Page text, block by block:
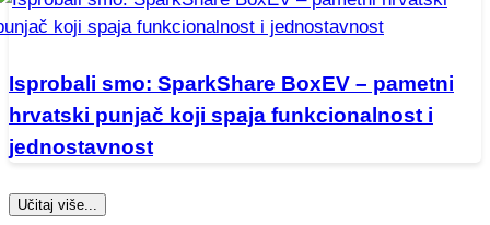
Isprobali smo: SparkShare BoxEV – pametni
hrvatski punjač koji spaja funkcionalnost i
jednostavnost
Učitaj više...